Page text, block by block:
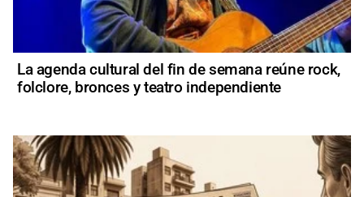
La agenda cultural del fin de semana reúne rock,
folclore, bronces y teatro independiente